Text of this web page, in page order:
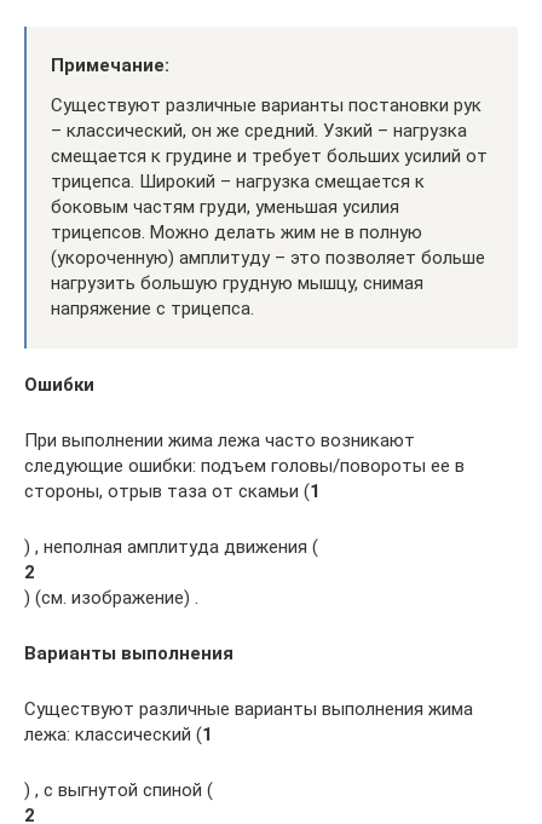
Примечание:
Существуют различные варианты постановки рук
– классический, он же средний. Узкий – нагрузка
смещается к грудине и требует больших усилий от
трицепса. Широкий – нагрузка смещается к
боковым частям груди, уменьшая усилия
трицепсов. Можно делать жим не в полную
(укороченную) амплитуду – это позволяет больше
нагрузить большую грудную мышцу, снимая
напряжение с трицепса.
Ошибки
При выполнении жима лежа часто возникают
следующие ошибки: подъем головы/повороты ее в
стороны, отрыв таза от скамьи (1
) , неполная амплитуда движения (
2
) (см. изображение) .
Варианты выполнения
Существуют различные варианты выполнения жима
лежа: классический (1
) , с выгнутой спиной (
2